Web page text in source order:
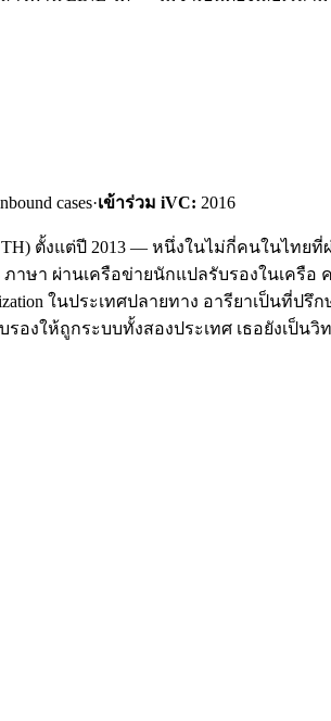
cases·เข้าร่วม iVC: 2016
ตั้งแต่ปี 2013 — หนึ่งในไม่กี่คนในไทยที่
า ผ่านเครือข่ายนักแปลรับรองในเครือ
ในประเทศปลายทาง อารียาเป็น
รองให้ถูกระบบทั้งสองประเทศ เธอยังเป็นวิ